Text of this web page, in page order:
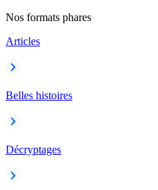
Nos formats phares
Articles
Belles histoires
Décryptages